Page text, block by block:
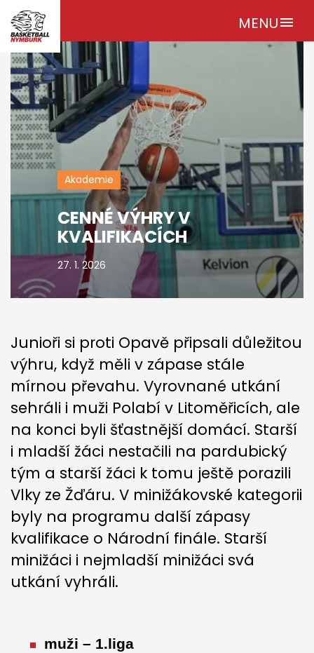
MENUmenu
Akademie
CENNÉ VÝHRY V
KVALIFIKACÍCH
27. 1. 2026
Junioři si proti Opavě připsali důležitou
výhru, když měli v zápase stále
mírnou převahu. Vyrovnané utkání
sehráli i muži Polabí v Litoměřicích, ale
na konci byli šťastnější domácí. Starší
i mladší žáci nestačili na pardubický
tým a starší žáci k tomu ještě porazili
Vlky ze Žďáru. V minižákovské kategorii
byly na programu další zápasy
kvalifikace o Národní finále. Starší
minižáci i nejmladší minižáci svá
utkání vyhráli.
muži – 1.liga